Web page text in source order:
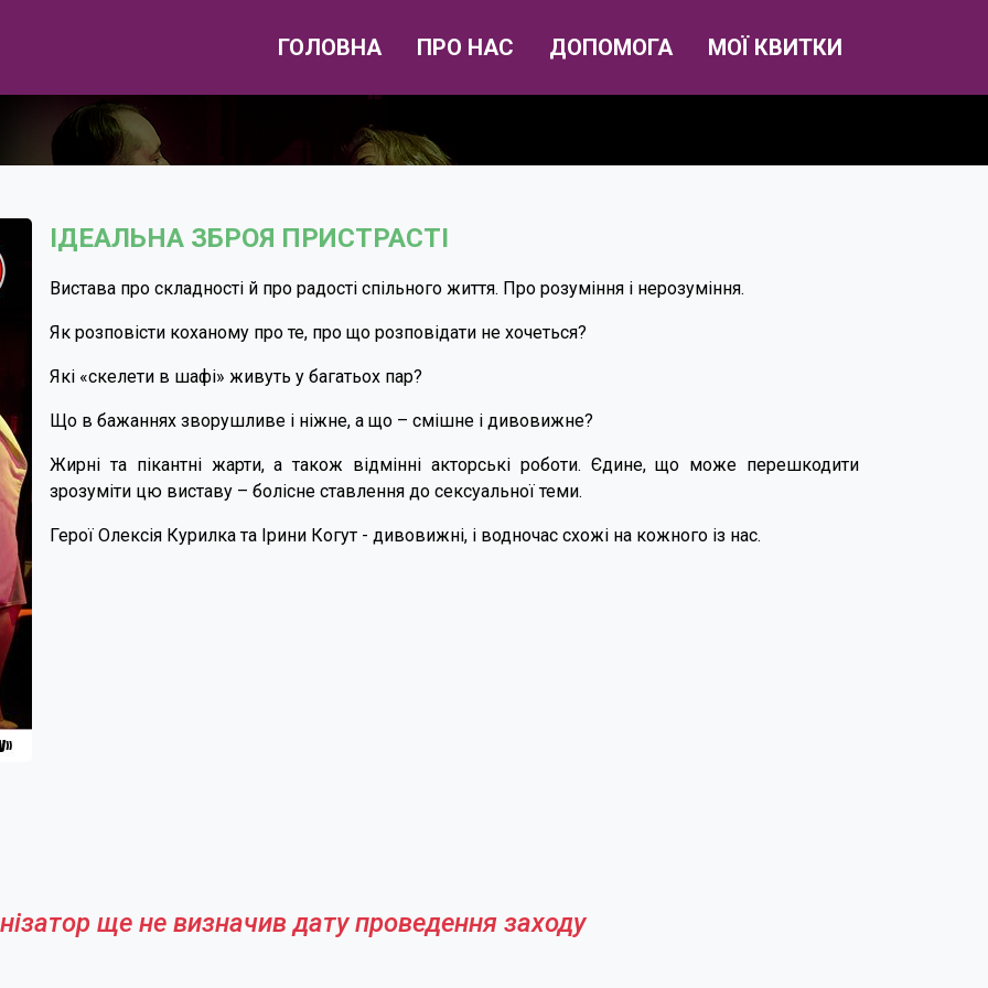
ГОЛОВНА ПРО НАС ДОПОМОГА МОЇ КВИТКИ
ІДЕАЛЬНА ЗБРОЯ ПРИСТРАСТІ
Вистава про складності й про радості спільного життя. Про розуміння і нерозуміння.
Як розповісти коханому про те, про що розповідати не хочеться?
Які «скелети в шафі» живуть у багатьох пар?
Що в бажаннях зворушливе і ніжне, а що – смішне і дивовижне?
Жирні та пікантні жарти, а також відмінні акторські роботи. Єдине, що може перешкодити
зрозуміти цю виставу – болісне ставлення до сексуальної теми.
Герої Олексія Курилка та Ірини Когут - дивовижні, і водночас схожі на кожного із нас.
ще не визначив дату проведення заходу